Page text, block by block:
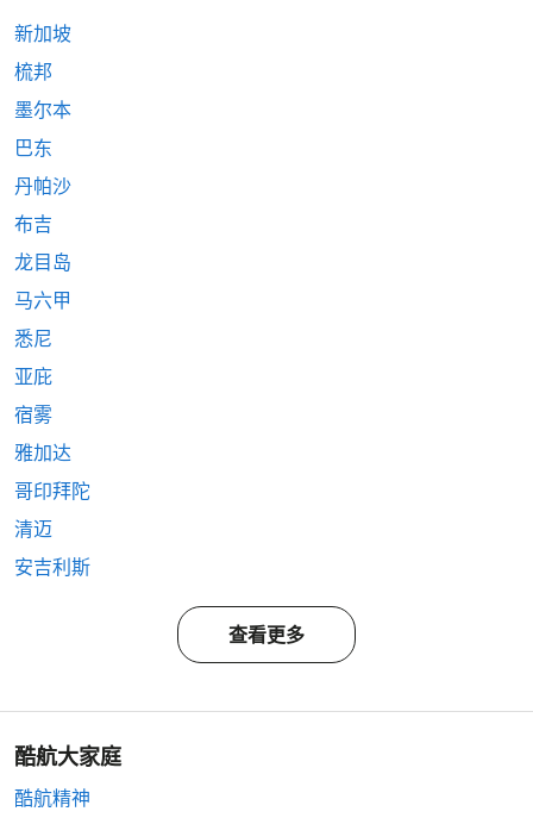
新加坡
梳邦
墨尔本
巴东
丹帕沙
布吉
龙目岛
马六甲
悉尼
亚庇
宿雾
雅加达
哥印拜陀
清迈
安吉利斯
查看更多
酷航大家庭
酷航精神